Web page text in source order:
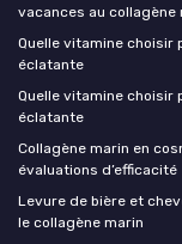
vacances au collagène
Quelle vitamine choisir
éclatante
Quelle vitamine choisir
éclatante
Collagène marin en
évaluations d’efficacité
Levure de bière et
le collagène marin